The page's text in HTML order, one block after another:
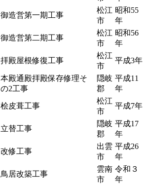
御造営第一期工事
松江
市
昭和55
年
御造営第二期工事
松江
市
昭和56
年
拝殿屋根修復工事
松江
市
平成3年
本殿通殿拝殿保存修理そ
の2工事
隠岐
郡
平成11
年
桧皮葺工事
松江
市
平成7年
立替工事
隠岐
郡
平成17
年
改修工事
出雲
市
平成26
年
鳥居改築工事
雲南
市
令和３
年